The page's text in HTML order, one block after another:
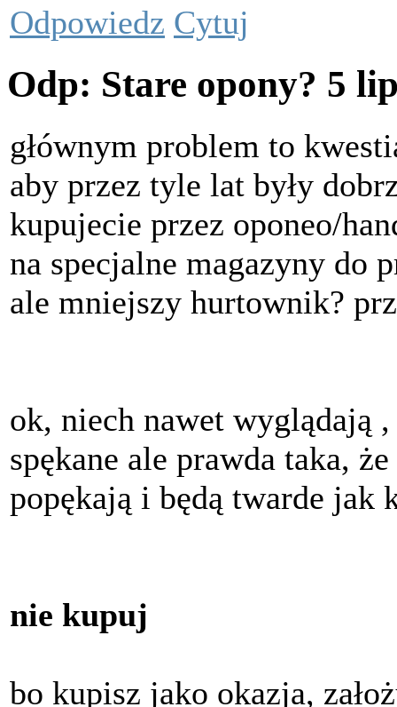
Odpowiedz Cytuj
Odp: Stare opony? 5
głównym problem to
aby przez tyle lat były
kupujecie przez oponeo/
na specjalne magazyny do
ale mniejszy hurtownik?
ok, niech nawet wyglądają
spękane ale prawda taka,
popękają i będą twarde jak
nie kupuj
bo kupisz jako okazja,